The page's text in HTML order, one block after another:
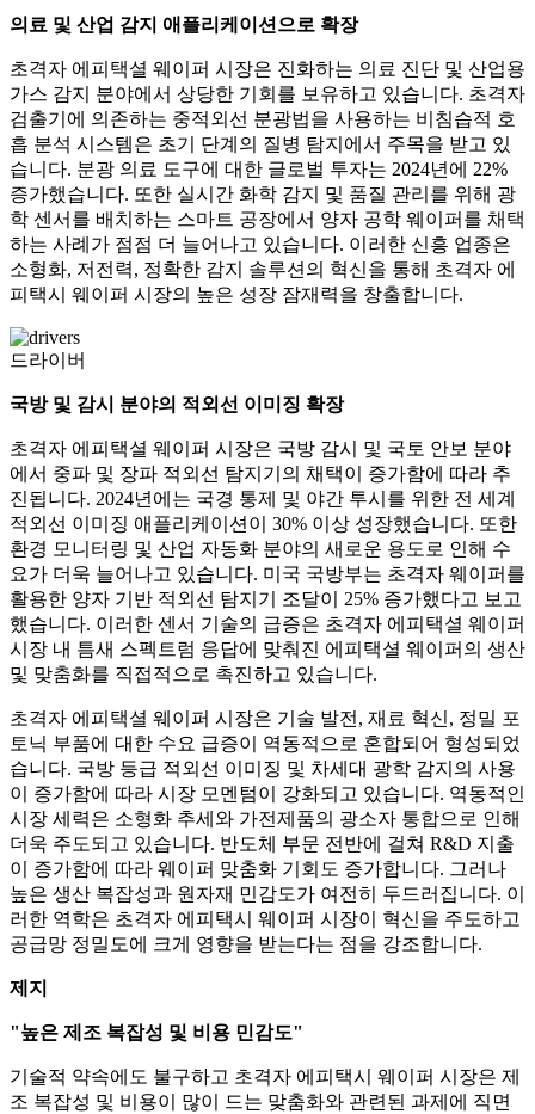
의료 및 산업 감지 애플리케이션으로 확장
초격자 에피택셜 웨이퍼 시장은 진화하는 의료 진단 및 산업용
가스 감지 분야에서 상당한 기회를 보유하고 있습니다. 초격자
검출기에 의존하는 중적외선 분광법을 사용하는 비침습적 호
흡 분석 시스템은 초기 단계의 질병 탐지에서 주목을 받고 있
습니다. 분광 의료 도구에 대한 글로벌 투자는 2024년에 22%
증가했습니다. 또한 실시간 화학 감지 및 품질 관리를 위해 광
학 센서를 배치하는 스마트 공장에서 양자 공학 웨이퍼를 채택
하는 사례가 점점 더 늘어나고 있습니다. 이러한 신흥 업종은
소형화, 저전력, 정확한 감지 솔루션의 혁신을 통해 초격자 에
피택시 웨이퍼 시장의 높은 성장 잠재력을 창출합니다.
드라이버
국방 및 감시 분야의 적외선 이미징 확장
초격자 에피택셜 웨이퍼 시장은 국방 감시 및 국토 안보 분야
에서 중파 및 장파 적외선 탐지기의 채택이 증가함에 따라 추
진됩니다. 2024년에는 국경 통제 및 야간 투시를 위한 전 세계
적외선 이미징 애플리케이션이 30% 이상 성장했습니다. 또한
환경 모니터링 및 산업 자동화 분야의 새로운 용도로 인해 수
요가 더욱 늘어나고 있습니다. 미국 국방부는 초격자 웨이퍼를
활용한 양자 기반 적외선 탐지기 조달이 25% 증가했다고 보고
했습니다. 이러한 센서 기술의 급증은 초격자 에피택셜 웨이퍼
시장 내 틈새 스펙트럼 응답에 맞춰진 에피택셜 웨이퍼의 생산
및 맞춤화를 직접적으로 촉진하고 있습니다.
초격자 에피택셜 웨이퍼 시장은 기술 발전, 재료 혁신, 정밀 포
토닉 부품에 대한 수요 급증이 역동적으로 혼합되어 형성되었
습니다. 국방 등급 적외선 이미징 및 차세대 광학 감지의 사용
이 증가함에 따라 시장 모멘텀이 강화되고 있습니다. 역동적인
시장 세력은 소형화 추세와 가전제품의 광소자 통합으로 인해
더욱 주도되고 있습니다. 반도체 부문 전반에 걸쳐 R&D 지출
이 증가함에 따라 웨이퍼 맞춤화 기회도 증가합니다. 그러나
높은 생산 복잡성과 원자재 민감도가 여전히 두드러집니다. 이
러한 역학은 초격자 에피택시 웨이퍼 시장이 혁신을 주도하고
공급망 정밀도에 크게 영향을 받는다는 점을 강조합니다.
제지
"높은 제조 복잡성 및 비용 민감도"
기술적 약속에도 불구하고 초격자 에피택시 웨이퍼 시장은 제
조 복잡성 및 비용이 많이 드는 맞춤화와 관련된 과제에 직면